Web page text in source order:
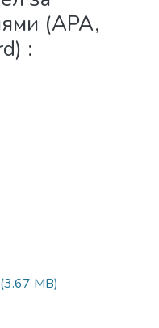
(APA,
:
(3.67 MB)